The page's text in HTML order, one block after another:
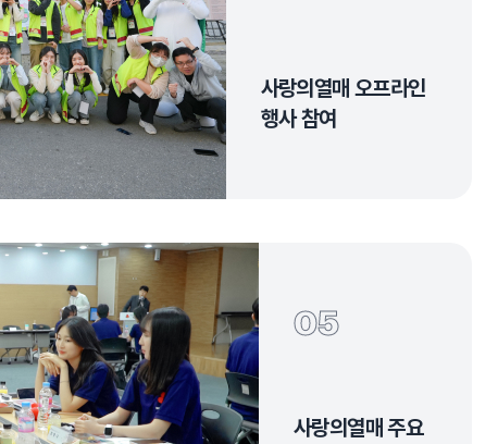
사랑의열매 오프라인
행사 참여
05
사랑의열매 주요